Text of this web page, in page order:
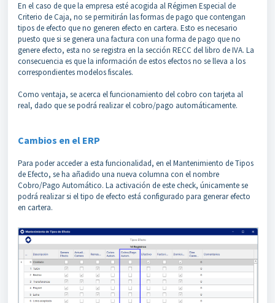
En el caso de que la empresa esté acogida al Régimen Especial de
Criterio de Caja, no se permitirán las formas de pago que contengan
tipos de efecto que no generen efecto en cartera. Esto es necesario
puesto que si se genera una factura con una forma de pago que no
genere efecto, esta no se registra en la sección RECC del libro de IVA. La
consecuencia es que la información de estos efectos no se lleva a los
correspondientes modelos fiscales.
Como ventaja, se acerca el funcionamiento del cobro con tarjeta al
real, dado que se podrá realizar el cobro/pago automáticamente.
Cambios en el ERP
Para poder acceder a esta funcionalidad, en el Mantenimiento de Tipos
de Efecto, se ha añadido una nueva columna con el nombre
Cobro/Pago Automático. La activación de este check, únicamente se
podrá realizar si el tipo de efecto está configurado para generar efecto
en cartera.